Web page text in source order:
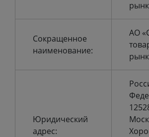
Сокращенное
наименование:
АО
Юридический
адрес: